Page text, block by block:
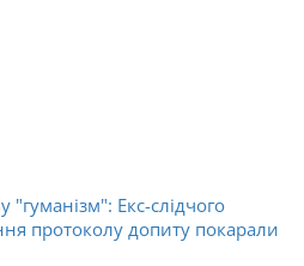
"гуманізм": Екс-слідчого
протоколу допиту покарали